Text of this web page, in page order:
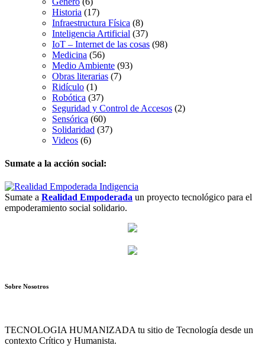
Historia (17)
Infraestructura Física (8)
Inteligencia Artificial (37)
IoT – Internet de las cosas (98)
Medicina (56)
Medio Ambiente (93)
Obras literarias (7)
Ridículo (1)
Robótica (37)
Seguridad y Control de Accesos (2)
Sensórica (60)
Solidaridad (37)
Videos (6)
Sumate a la acción social:
Sumate a Realidad Empoderada un proyecto tecnológico para el
empoderamiento social solidario.
Sobre Nosotros
TECNOLOGIA HUMANIZADA tu sitio de Tecnología desde un
contexto Crítico y Humanista.